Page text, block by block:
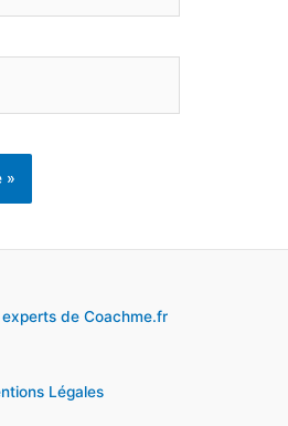
de Coachme.fr
Légales